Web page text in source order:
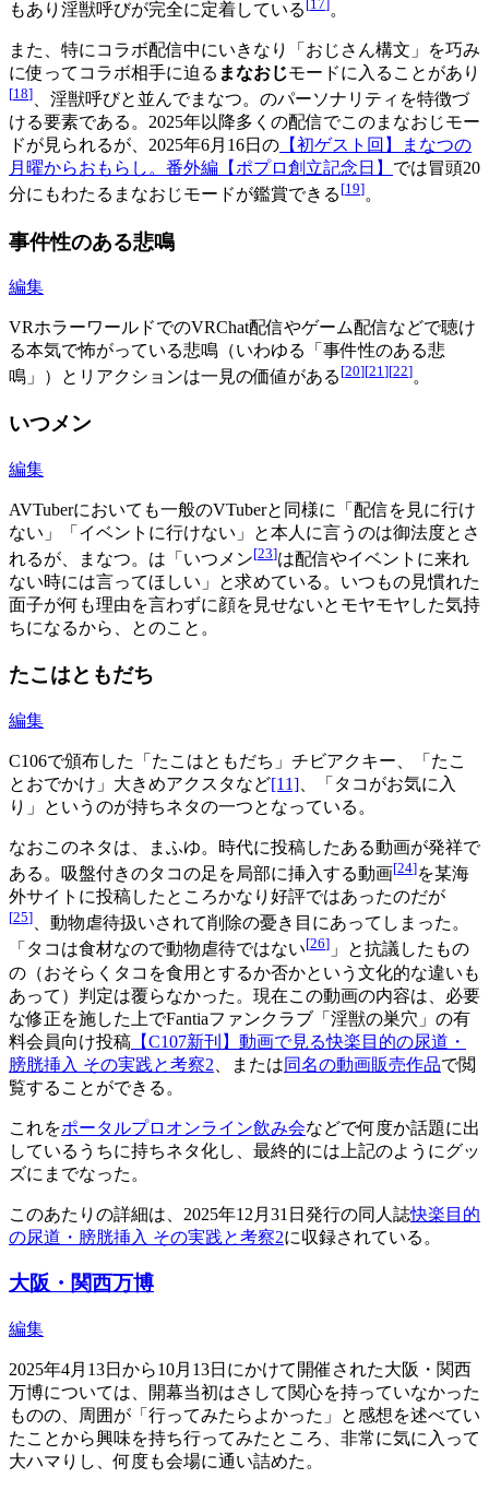
もあり淫獣呼びが完全に定着している 17 。
また、特にコラボ配信中にいきなり「おじさん構文」を巧み
に使ってコラボ相手に迫る まなおじモードに入ることがあり
[18]、淫獣呼びと並んでまなつ。のパーソナリティを特徴づ
ける要素である。2025年以降多くの配信でこのまなおじモー
ドが見られるが、2025年6月16日の 【初ゲスト回】まなつの
月曜からおもらし。番外編【ポプロ創立記念日】 では冒頭20
分にもわたるまなおじモードが鑑賞できる [19]。
事件性のある悲鳴
編集
VRホラーワールドでのVRChat配信やゲーム配信などで聴け
る本気で怖がっている悲鳴（いわゆる「事件性のある悲
鳴」）とリアクションは一見の価値がある [20][21][22]。
いつメン
編集
AVTuberにおいても一般のVTuberと同様に「配信を見に行け
ない」「イベントに行けない」と本人に言うのは御法度とさ
れるが、まなつ。は「いつメン[23]は配信やイベントに来れ
ない時には言ってほしい」と求めている。いつもの見慣れた
面子が何も理由を言わずに顔を見せないとモヤモヤした気持
ちになるから、とのこと。
たこはともだち
編集
C106で頒布した「たこはともだち」チビアクキー、「たこ
とおでかけ」大きめアクスタなど[11] 、「タコがお気に入
り」というのが持ちネタの一つとなっている。
なおこのネタは、まふゆ。時代に投稿したある動画が発祥で
ある。吸盤付きのタコの足を局部に挿入する動画[24]を某海
外サイトに投稿したところかなり好評ではあったのだが
[25]、動物虐待扱いされて削除の憂き目にあってしまった。
「タコは食材なので動物虐待ではない[26] 」と抗議したもの
の（おそらくタコを食用とするか否かという文化的な違いも
あって）判定は覆らなかった。現在この動画の内容は、必要
な修正を施した上でFantiaファンクラブ「淫獣の巣穴」の有
料会員向け投稿 【C107新刊】動画で見る快楽目的の尿道・
膀胱挿入 その実践と考察2 、または同名の動画販売作品で閲
覧することができる。
これをポータルプロオンライン飲み会などで何度か話題に出
しているうちに持ちネタ化し、最終的には上記のようにグッ
ズにまでなった。
このあたりの詳細は、2025年12月31日発行の同人誌快楽目的
の尿道・膀胱挿入 その実践と考察2に収録されている。
大阪・関西万博
編集
2025年4月13日から10月13日にかけて開催された大阪・関西
万博については、開幕当初はさして関心を持っていなかった
ものの、周囲が「行ってみたらよかった」と感想を述べてい
たことから興味を持ち行ってみたところ、非常に気に入って
大ハマりし、何度も会場に通い詰めた。